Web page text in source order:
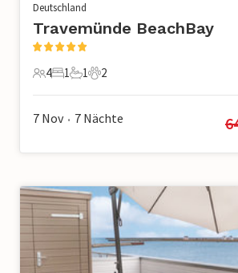
Deutschland
Travemünde BeachBay
4 Gäste
4
1 Schlafzimmer
1
1 Badezimmer
1
2 Haustiere
2
7 Nov • 7 Nächte